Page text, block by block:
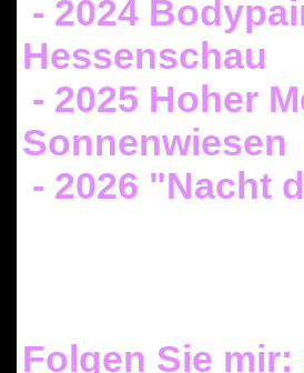
- 2024
Hessenschau
- 2025 Hoher
Sonnenwiesen
- 2026 "Nacht
Folgen Sie mir: